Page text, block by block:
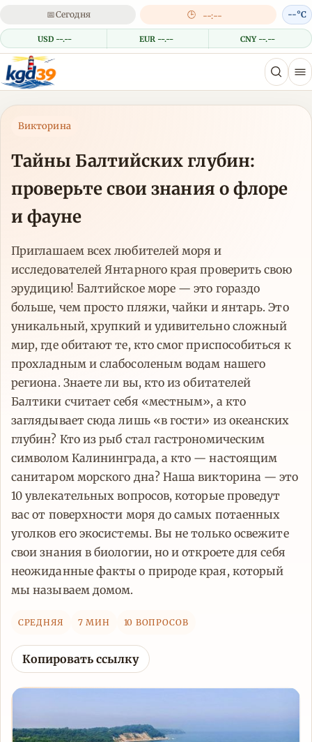
📅Сегодня 🕒 --:--
USD --.-- EUR --.-- CNY --.--
--°C
Викторина
Тайны Балтийских глубин:
проверьте свои знания о флоре
и фауне
Приглашаем всех любителей моря и
исследователей Янтарного края проверить свою
эрудицию! Балтийское море — это гораздо
больше, чем просто пляжи, чайки и янтарь. Это
уникальный, хрупкий и удивительно сложный
мир, где обитают те, кто смог приспособиться к
прохладным и слабосоленым водам нашего
региона. Знаете ли вы, кто из обитателей
Балтики считает себя «местным», а кто
заглядывает сюда лишь «в гости» из океанских
глубин? Кто из рыб стал гастрономическим
символом Калининграда, а кто — настоящим
санитаром морского дна? Наша викторина — это
10 увлекательных вопросов, которые проведут
вас от поверхности моря до самых потаенных
уголков его экосистемы. Вы не только освежите
свои знания в биологии, но и откроете для себя
неожиданные факты о природе края, который
мы называем домом.
СРЕДНЯЯ 7 МИН 10 ВОПРОСОВ
Копировать ссылку